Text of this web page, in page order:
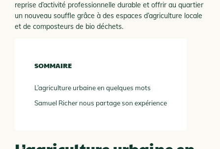
reprise d’activité professionnelle durable et offrir au quartier
un nouveau souffle grâce à des espaces d’agriculture locale
et de composteurs de bio déchets.
SOMMAIRE
L’agriculture urbaine en quelques mots
Samuel Richer nous partage son expérience